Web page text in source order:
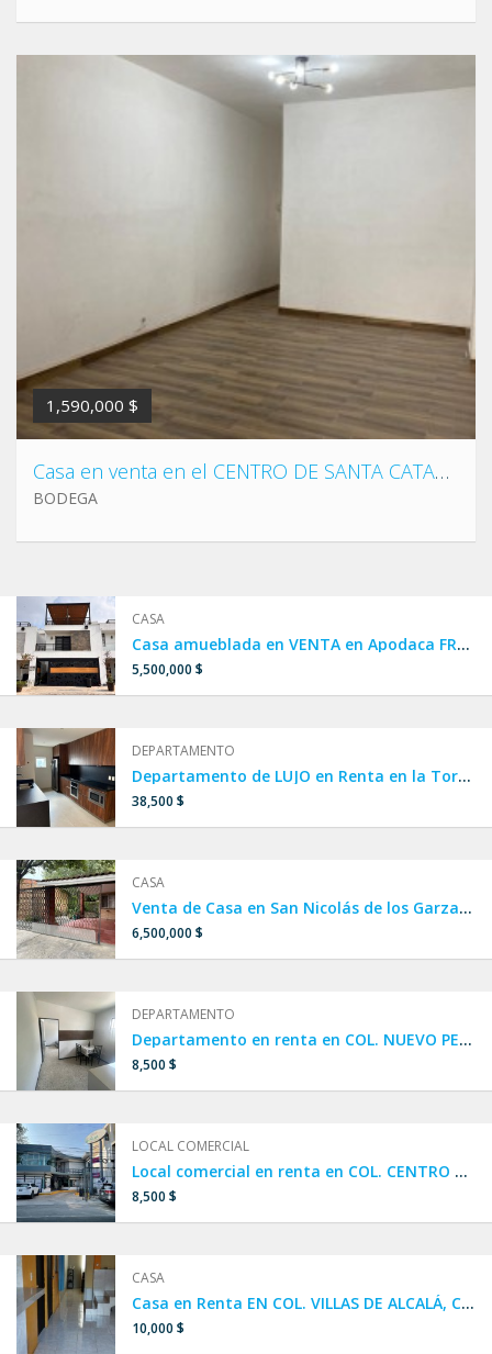
1,590,000 $
Casa en venta en el CENTRO DE SANTA CATARINA, a 2 cuadras de la PRESIDENCIA MUNICIPAL, a 5 minutos del parque NACIONAL LA HUASTECA
BODEGA
CASA
Casa amueblada en VENTA en Apodaca FRENTE A ALBERCA, CASA CLUB Y PARQUE.
5,500,000 $
DEPARTAMENTO
Departamento de LUJO en Renta en la Torre MÁS ALTA DE LATINOAMERICA, en Col. Obispado, Monterrey
38,500 $
CASA
Venta de Casa en San Nicolás de los Garza, Col. Villa Universidad cerca de Av. Universidad, lista para habitar.
6,500,000 $
DEPARTAMENTO
Departamento en renta en COL. NUEVO PERIFÉRICO / ITURBIDE, SAN NICOLÁS DE LOS GARZA
8,500 $
LOCAL COMERCIAL
Local comercial en renta en COL. CENTRO DE SAN NICOLÁS DE LOS GARZA
8,500 $
CASA
Casa en Renta EN COL. VILLAS DE ALCALÁ, CIÉNEGA DE FLORES, N.L.
10,000 $